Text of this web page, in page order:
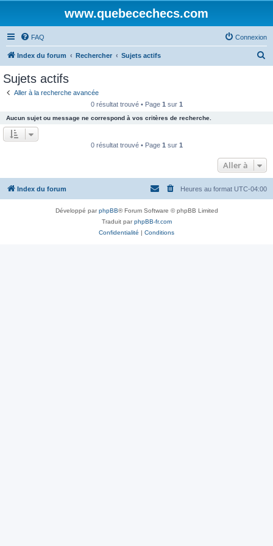
www.quebecechecs.com
FAQ Connexion
Index du forum Rechercher Sujets actifs
e
r
Sujets actifs
Aller à la recherche avancée
0 résultat trouvé • Page 1 sur 1
Aucun sujet ou message ne correspond à vos critères de recherche.
0 résultat trouvé • Page 1 sur 1
Aller à
Index du forum Heures au format UTC-04:00
Développé parphpBB® Forum Software © phpBB Limited
Traduit parphpBB-fr.com
Confidentialité | Conditions